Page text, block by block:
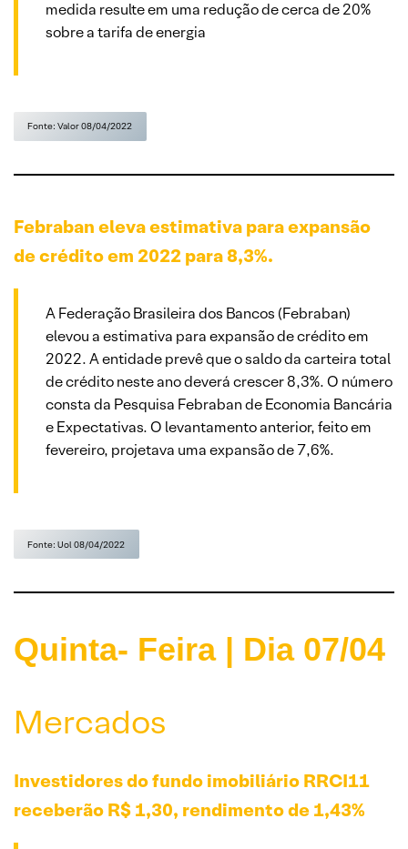
medida resulte em uma redução de cerca de 20%
sobre a tarifa de energia
Fonte: Valor 08/04/2022
Febraban eleva estimativa para expansão
de crédito em 2022 para 8,3%.
A Federação Brasileira dos Bancos (Febraban)
elevou a estimativa para expansão de crédito em
2022. A entidade prevê que o saldo da carteira total
de crédito neste ano deverá crescer 8,3%. O número
consta da Pesquisa Febraban de Economia Bancária
e Expectativas. O levantamento anterior, feito em
fevereiro, projetava uma expansão de 7,6%.
Fonte: Uol 08/04/2022
Quinta- Feira | Dia 07/04
Mercados
Investidores do fundo imobiliário RRCI11
receberão R$ 1,30, rendimento de 1,43%